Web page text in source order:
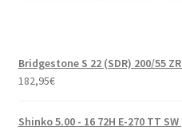
Bridgestone S 22 (SDR) 200/55
182,95€
Shinko 5.00 - 16 72H E-270 TT